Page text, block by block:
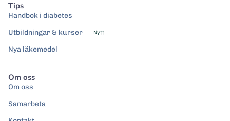
Tips
Handbok i diabetes
Utbildningar & kurser
Nytt
Nya läkemedel
Om oss
Om oss
Samarbeta